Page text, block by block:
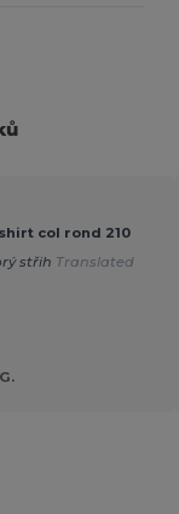
shirt col rond 210
střih Translated